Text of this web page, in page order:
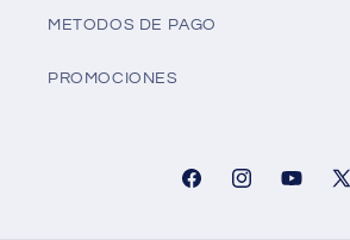
METODOS DE PAGO
PROMOCIONES
FacebookInstagramYouTube
X